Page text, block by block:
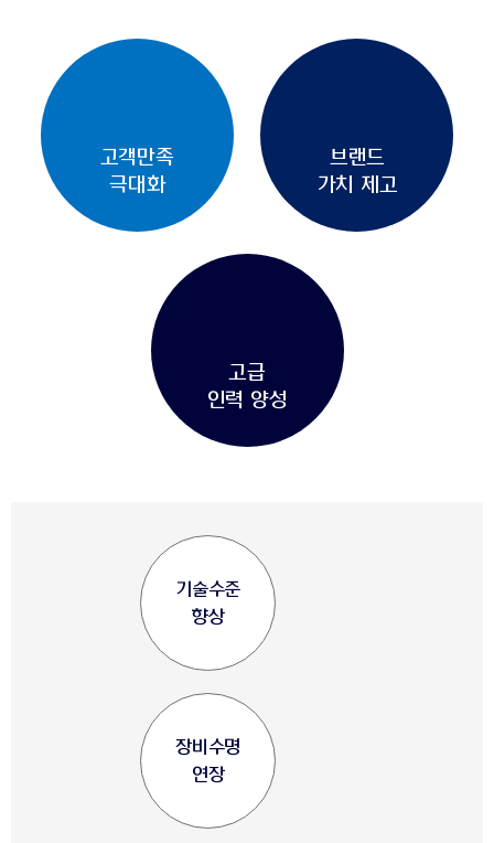
고객만족
극대화
브랜드
가치 제고
고급
인력 양성
기술수준
향상
장비수명
연장